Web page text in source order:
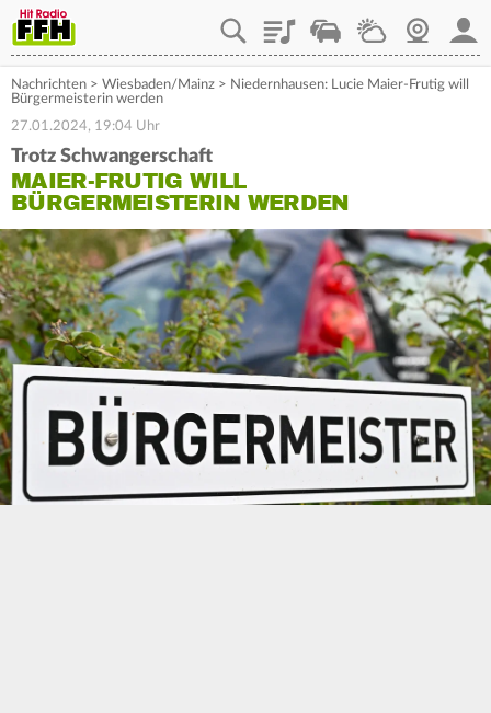
PlaylistStaupilotWetterWebcam
Nachrichten > Wiesbaden/Mainz > Niedernhausen: Lucie Maier-Frutig will
Bürgermeisterin werden
27.01.2024, 19:04 Uhr
Trotz Schwangerschaft
MAIER-FRUTIG WILL
BÜRGERMEISTERIN WERDEN